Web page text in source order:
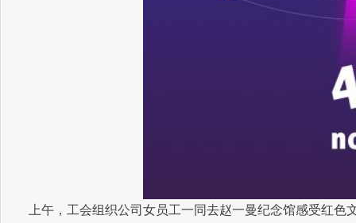
上午，工会组织公司女员工一同去赵一曼纪念馆感受红色